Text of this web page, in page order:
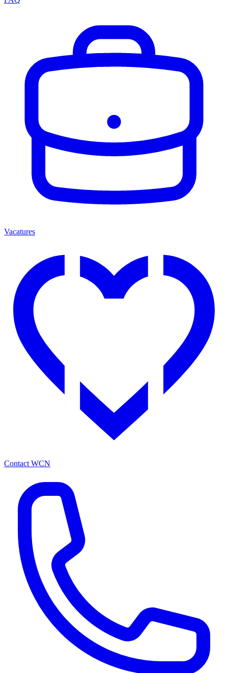
Vacatures
Contact WCN